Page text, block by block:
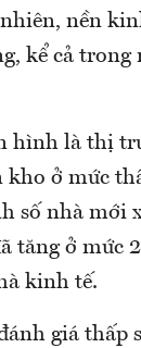
nền
kể cả
hình là thị
ở mức
số nhà mới
tăng ở mức
kinh tế.
giá thấp